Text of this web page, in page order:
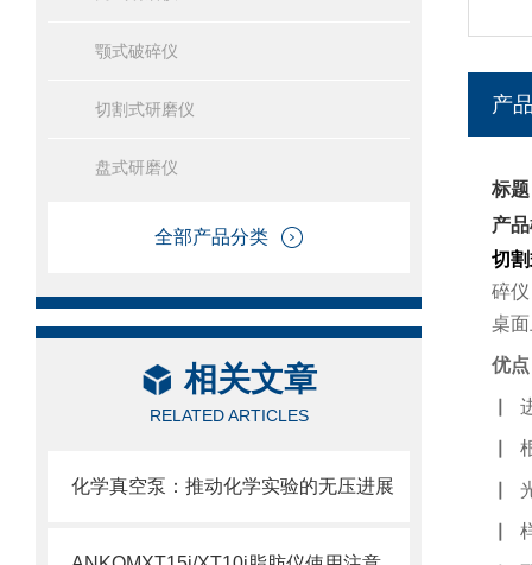
颚式破碎仪
切割式研磨仪
盘式研磨仪
全部产品分类
相关文章
RELATED ARTICLES
化学真空泵：推动化学实验的无压进展
产
标
产
切
碎
桌
优